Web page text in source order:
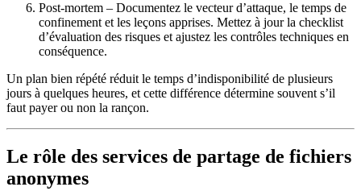
Post‑mortem – Documentez le vecteur d’attaque, le temps de
confinement et les leçons apprises. Mettez à jour la checklist
d’évaluation des risques et ajustez les contrôles techniques en
conséquence.
Un plan bien répété réduit le temps d’indisponibilité de plusieurs
jours à quelques heures, et cette différence détermine souvent s’il
faut payer ou non la rançon.
Le rôle des services de partage de fichiers
anonymes